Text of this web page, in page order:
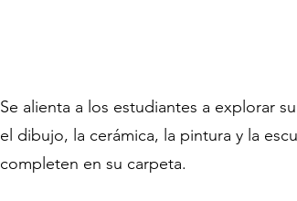
Se alienta a los estudiantes a explorar
el dibujo, la cerámica, la pintura y la
completen en su carpeta.